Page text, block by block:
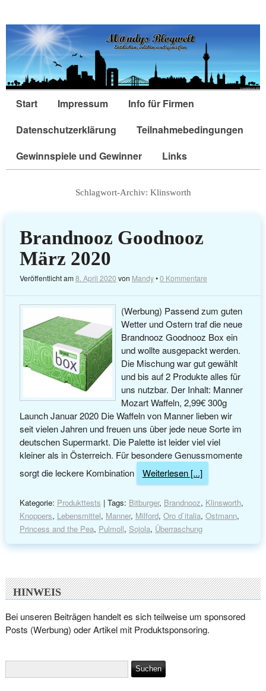
Start Impressum
Info für Firmen
Datenschutzerklärung
Teilnahmebedingungen
Gewinnspiele und Gewinner
Links
Schlagwort-Archiv: Klinsworth
Brandnooz Goodnooz
März 2020
Veröffentlicht am8. April 2020 von Mandy•0 Kommentare
(Werbung) Passend zum guten
Wetter und Ostern traf die neue
Brandnooz Goodnooz Box ein
und wollte ausgepackt werden.
Die Mischung war gut gewählt
und bis auf 2 Produkte alles für
uns nutzbar. Der Inhalt: Manner
Mozart Waffeln, 2,99€ 300g
Launch Januar 2020 Die Waffeln von Manner lieben wir
seit vielen Jahren und freuen uns über jede neue Sorte im
deutschen Supermarkt. Die Palette ist leider viel viel
kleiner als in Österreich. Für besondere Genussmomente
sorgt die leckere Kombination
Weiterlesen [...]
Kategorie: Produkttests | Tags: Bitburger, Brandnooz, Klinsworth,
Knoppers, Lebensmittel, Manner, Milford, Oro d`italia, Ostmann,
Princess and the Pea, Pulmoll, Sojola, Überraschung
HINWEIS
Bei unseren Beiträgen handelt es sich teilweise um sponsored
Posts (Werbung) oder Artikel mit Produktsponsoring.